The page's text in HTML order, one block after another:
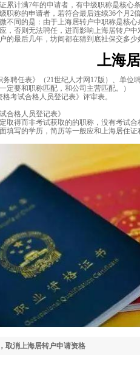
累计满7年的申请者，有中级职称是核心条
职称的申请者，若符合最后连续36个月2
不同的是：由于上海居转户中职称是核
，否则无法聘任，进而影响上海居转户中
的最后几年，坊间都在猜到底社保交多
上海
务聘任表》（21世纪人才网17版）、单
定要和职称匹配，和公司主营匹配。）
考试合格人员登记表》评审表。
合格人员登记表》
取得而非考试获取的的职称，没有考试
填写的学历，简历等一般应和上海居住证
取消上海居转户申请资格